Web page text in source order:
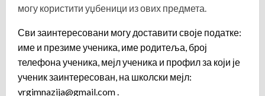
могу користити уџбеници из ових предмета.
Сви заинтересовани могу доставити своје податке:
име и презиме ученика, име родитеља, број
телефона ученика, мејл ученика и профил за који је
ученик заинтересован, на школски мејл:
vrgimnazija@gmail.com .